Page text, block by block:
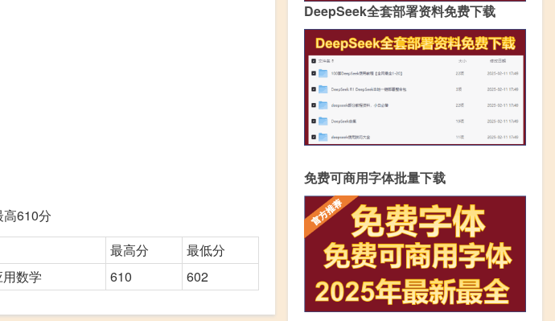
610分
最高分
最低分
数学 610 602
DeepSeek全套部署资料免费下载
免费可商用字体批量下载